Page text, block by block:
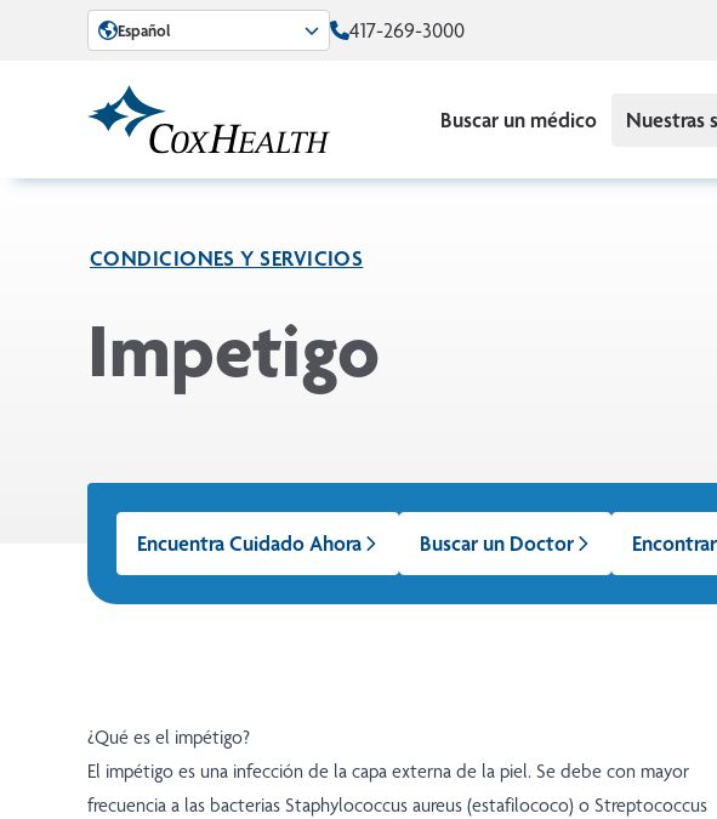
Skip to Main Content
Español 417-269-3000
Buscar un médico Nuestras
CONDICIONES Y SERVICIOS
Impetigo
Encuentra Cuidado Ahora Buscar un Doctor
¿Qué es el impétigo?
El impétigo es una infección de la capa externa de la piel. Se debe con mayor
frecuencia a las bacterias Staphylococcus aureus (estafilococo) o Streptococcus